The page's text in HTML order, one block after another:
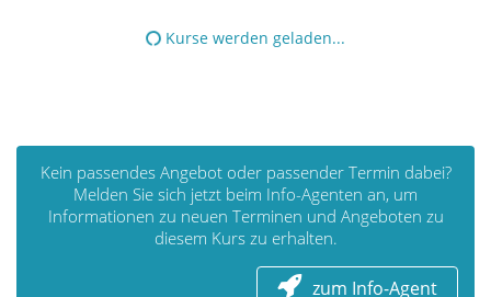
Kurse werden geladen...
Kein passendes Angebot oder passender Termin dabei?
Melden Sie sich jetzt beim Info-Agenten an, um
Informationen zu neuen Terminen und Angeboten zu
diesem Kurs zu erhalten.
zum Info-Agent